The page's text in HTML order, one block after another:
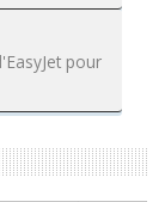
pour